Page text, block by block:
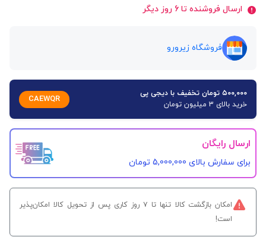
ارسال فروشنده تا 6 روز دیگر
فروشگاه زیرورو
۵۰۰,۰۰۰ تومان تخفیف با دیجی پی
خرید بالای 3 میلیون تومان
CAEWQR
ارسال رایگان
برای سفارش‌ بالای 5,000,000 تومان
امکان بازگشت کالا تنها تا ۷ روز کاری پس از تحویل کالا امکان‌پذیر
است!